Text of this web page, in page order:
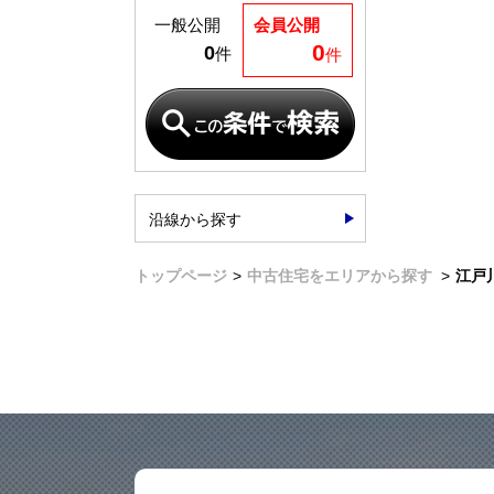
会員公開
0件
一般公開
0件
沿線から探す
トップページ 中古住宅をエリアから探す 江戸